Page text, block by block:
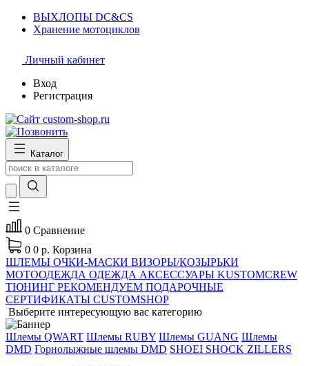
ВЫХЛОПЫ DC&CS
Хранение мотоциклов
Личный кабинет
Вход
Регистрация
Каталог
0 Сравнение
0 0 р. Корзина
ШЛЕМЫ ОЧКИ-МАСКИ ВИЗОРЫ/КОЗЫРЬКИ
МОТООДЕЖДА ОДЕЖДА АКСЕССУАРЫ KUSTOMCREW
ТЮНИНГ РЕКОМЕНДУЕМ ПОДАРОЧНЫЕ
СЕРТИФИКАТЫ CUSTOMSHOP
Выберите интересующую вас категорию
Шлемы QWART Шлемы RUBY Шлемы GUANG Шлемы
DMD Горнолыжные шлемы DMD SHOEI SHOCK ZILLERS